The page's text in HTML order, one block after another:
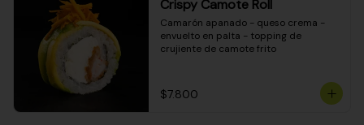
Crispy Camote Roll
Camarón apanado - queso crema -
envuelto en palta - topping de
crujiente de camote frito
$7.800